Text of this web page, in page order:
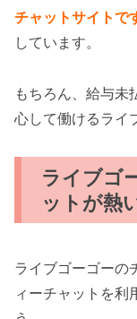
チャットサイトで
しています。
もちろん、給与未
心して働けるライ
ライブゴ
ットが熱
ライブゴーゴーの
ィーチャットを利